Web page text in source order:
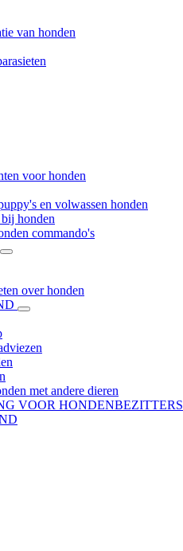
van honden
voor honden
en volwassen honden
honden
commando's
over honden
met andere dieren
VOOR HONDENBEZITTERS